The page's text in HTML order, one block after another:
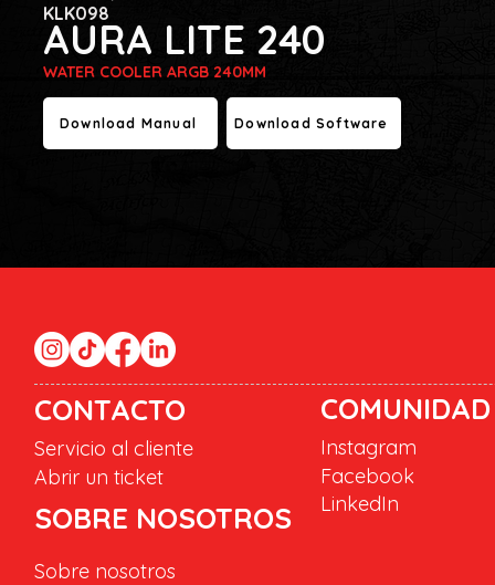
AURA LITE 240
KLK098
WATER COOLER ARGB 240MM
Download Manual Download Software
CONTACTO
Servicio al cliente
Abrir un ticket
SOBRE NOSOTROS
COMUNIDAD
Instagram
Facebook
LinkedIn
Sobre nosotros